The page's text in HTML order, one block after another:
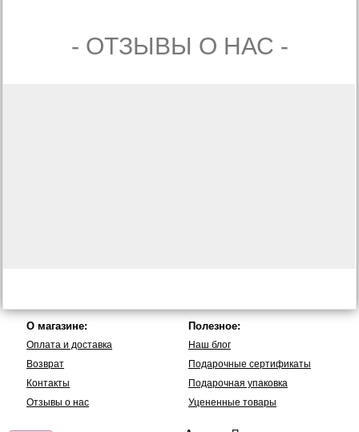
- ОТЗЫВЫ О НАС -
О магазине:
Оплата и доставка
Возврат
Контакты
Отзывы о нас
Полезное:
Наш блог
Подарочные сертификаты
Подарочная упаковка
Уцененные товары